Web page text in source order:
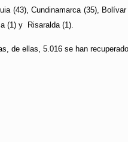
(43), Cundinamarca (35),
(1) y Risaralda (1).
de ellas, 5.016 se han